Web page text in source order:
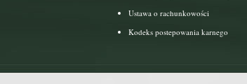
Ustawa o rachunkowości
Kodeks postepowania karnego